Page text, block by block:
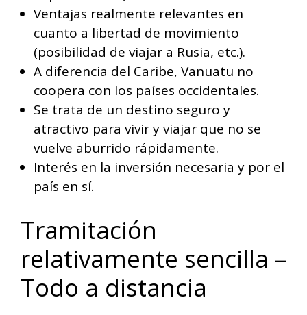
Ventajas realmente relevantes en
cuanto a libertad de movimiento
(posibilidad de viajar a Rusia, etc.).
A diferencia del Caribe, Vanuatu no
coopera con los países occidentales.
Se trata de un destino seguro y
atractivo para vivir y viajar que no se
vuelve aburrido rápidamente.
Interés en la inversión necesaria y por el
país en sí.
Tramitación
relativamente sencilla –
Todo a distancia